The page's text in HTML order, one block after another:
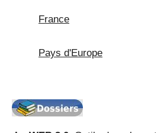
France
Pays d'Europe